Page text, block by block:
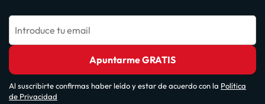
Introduce tu email
Apuntarme GRATIS
Al suscribirte confirmas haber leído y estar de acuerdo con la Política
de Privacidad